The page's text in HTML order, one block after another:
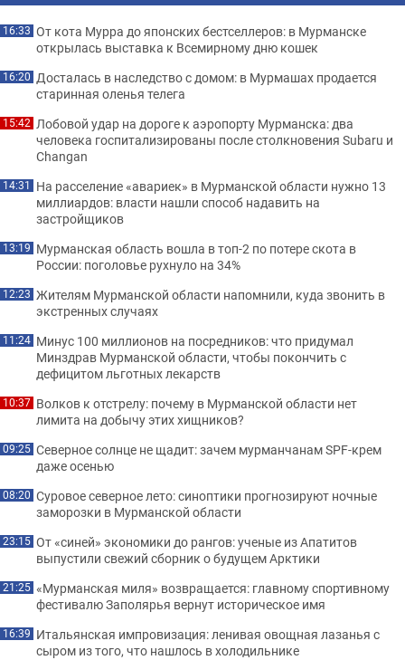
16:33 От кота Мурра до японских бестселлеров: в Мурманске
открылась выставка к Всемирному дню кошек
16:20 Досталась в наследство с домом: в Мурмашах продается
старинная оленья телега
15:42 Лобовой удар на дороге к аэропорту Мурманска: два
человека госпитализированы после столкновения Subaru и
Changan
14:31 На расселение «авариек» в Мурманской области нужно 13
миллиардов: власти нашли способ надавить на
застройщиков
13:19 Мурманская область вошла в топ-2 по потере скота в
России: поголовье рухнуло на 34%
12:23 Жителям Мурманской области напомнили, куда звонить в
экстренных случаях
11:24 Минус 100 миллионов на посредников: что придумал
Минздрав Мурманской области, чтобы покончить с
дефицитом льготных лекарств
10:37 Волков к отстрелу: почему в Мурманской области нет
лимита на добычу этих хищников?
09:25 Северное солнце не щадит: зачем мурманчанам SPF-крем
даже осенью
08:20 Суровое северное лето: синоптики прогнозируют ночные
заморозки в Мурманской области
23:15 От «синей» экономики до рангов: ученые из Апатитов
выпустили свежий сборник о будущем Арктики
21:25 «Мурманская миля» возвращается: главному спортивному
фестивалю Заполярья вернут историческое имя
16:39 Итальянская импровизация: ленивая овощная лазанья с
сыром из того, что нашлось в холодильнике